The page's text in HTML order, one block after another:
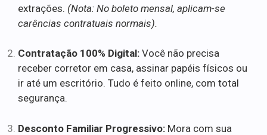
extrações. (Nota: No boleto mensal, aplicam-se
carências contratuais normais).
Contratação 100% Digital: Você não precisa
receber corretor em casa, assinar papéis físicos ou
ir até um escritório. Tudo é feito online, com total
segurança.
Desconto Familiar Progressivo: Mora com sua